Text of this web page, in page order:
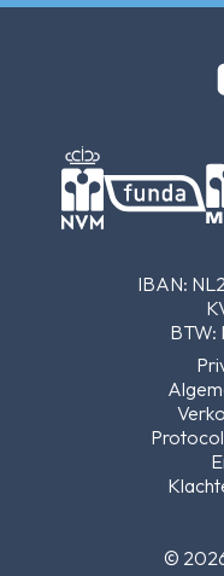
IBAN:
BTW:
©